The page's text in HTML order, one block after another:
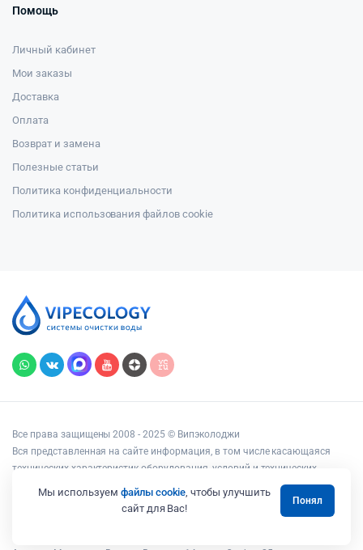
Помощь
Личный кабинет
Мои заказы
Доставка
Оплата
Возврат и замена
Полезные статьи
Политика конфиденциальности
Политика использования файлов cookie
Все права защищены 2008 - 2025 © Випэколоджи
Вся представленная на сайте информация, в том числе касающаяся
технических характеристик оборудования, условий и технических
возможностей подключения, наличия на складе, стоимости товаров и
услуг, носит информационный характер и ни при каких условиях не
является публичной офертой, определяемой положениями статьи 437
Мы используем файлы cookie, чтобы улучшить
сайт для Вас!
Понял